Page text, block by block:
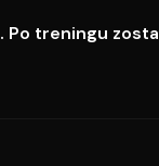
. Po treningu